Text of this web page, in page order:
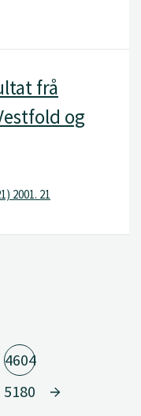
frå
og
2001. 21
4604
5180